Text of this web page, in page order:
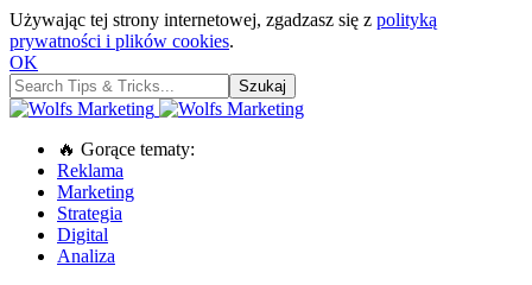
Używając tej strony internetowej, zgadzasz się z polityką
prywatności i plików cookies.
OK
🔥 Gorące tematy:
Reklama
Marketing
Strategia
Digital
Analiza